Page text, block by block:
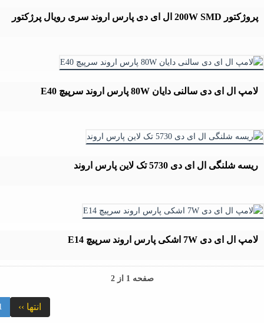
پروژکتور 200W SMD ال ای دی پارس اروند سری رویال پرژکتور
لامپ ال ای دی سالنی دایان 80W پارس اروند سرپیچ E40
ریسه شلنگی ال ای دی 5730 تک لاین پارس اروند
لامپ ال ای دی 7W اشکی پارس اروند سرپیچ E14
صفحه 1 از 2
انتها ››